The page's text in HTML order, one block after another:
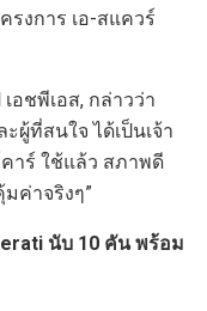
รงการ เอ-สแควร์
อชพีเอส, กล่าวว่า
ผู้ที่สนใจ ได้เป็นเจ้า
าร์ ใช้แล้ว สภาพดี
ค่าจริงๆ”
นับ 10 คัน พร้อม